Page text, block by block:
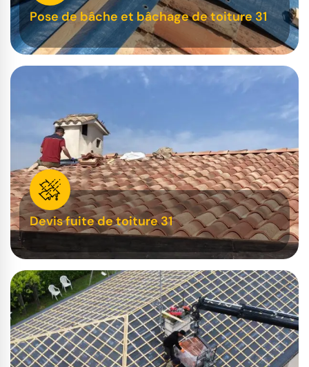
Pose de bâche et bâchage de toiture 31
Devis fuite de toiture 31